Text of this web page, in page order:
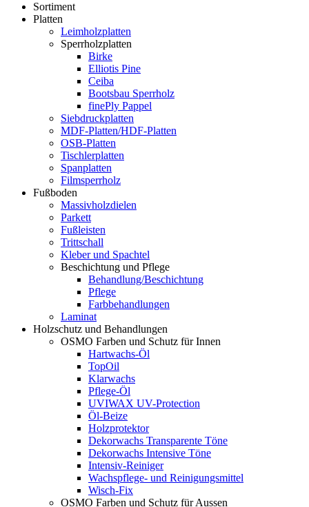
Sortiment
Platten
Leimholzplatten
Sperrholzplatten
Birke
Elliotis Pine
Ceiba
Bootsbau Sperrholz
finePly Pappel
Siebdruckplatten
MDF-Platten/HDF-Platten
OSB-Platten
Tischlerplatten
Spanplatten
Filmsperrholz
Fußboden
Massivholzdielen
Parkett
Fußleisten
Trittschall
Kleber und Spachtel
Beschichtung und Pflege
Behandlung/Beschichtung
Pflege
Farbbehandlungen
Laminat
Holzschutz und Behandlungen
OSMO Farben und Schutz für Innen
Hartwachs-Öl
TopOil
Klarwachs
Pflege-Öl
UVIWAX UV-Protection
Öl-Beize
Holzprotektor
Dekorwachs Transparente Töne
Dekorwachs Intensive Töne
Intensiv-Reiniger
Wachspflege- und Reinigungsmittel
Wisch-Fix
OSMO Farben und Schutz für Aussen